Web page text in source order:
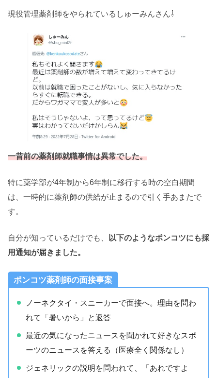
現役管理薬剤師をやられているしゅーみんさん⇩
一昔前の薬剤師就職事情は異常でした。
特に薬学部が4年制から6年制に移行する時の空白期間
は、一時的に薬剤師の供給が止まるので引く手あまたで
す。
自分が知っているだけでも、
以下のようなポンコツにも採
用通知が届きました。
ポンコツ薬剤師の面接事案
ノーネクタイ・スニーカーで面接へ。理由を問わ
れて「暑いから」と返答
最近の気になったニュースを聞かれて好きなスポ
ーツのニュースを答える（医療全く関係なし）
ジェネリックの説明を問われて、「あれですよ